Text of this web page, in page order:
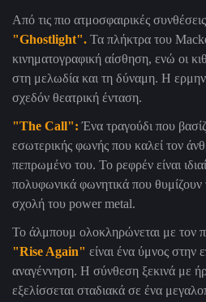
Από τις πιο ατμοσφαιρικές
"Ghostlight". Τα πλήκτρα του
κινηματογραφική αίσθηση, ενώ οι
στη μελωδία και τη δύναμη. Η
σχεδόν θεατρική ένταση.
"The Call":Ένα τραγούδι που
εσωτερικής φωνής που καλεί τον
πεπρωμένο του. Το ρεφρέν είναι
πολυφωνικά φωνητικά που
σχολή του power metal.
Το άλμπουμ ολοκληρώνεται με τον
"Rise Again" είναι ένα ύμνος στην
αναγέννηση. Η σύνθεση ξεκινά με
εξελίσσεται σταδιακά σε ένα